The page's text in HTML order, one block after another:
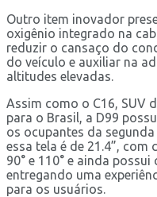
Outro item inovador
oxigênio integrado na
reduzir o cansaço do
do veículo e auxiliar na
altitudes elevadas.
Assim como o C16, SUV
para o Brasil, a D99
os ocupantes da
essa tela é de 21.4”,
90° e 110° e ainda
entregando uma
para os usuários.